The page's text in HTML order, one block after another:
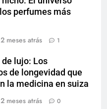
perfumes más
2 meses atrás 1
lujo: Los
de longevidad que
la medicina en suiza
2 meses atrás 0